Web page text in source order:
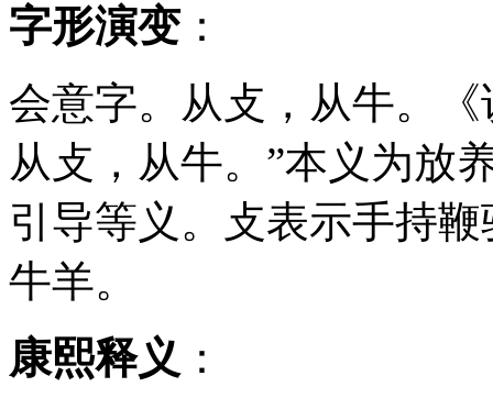
字形演变：
会意字。从攴，从牛。
从攴，从牛。”本义为放
引导等义。攴表示手持
牛羊。
康熙释义 ：